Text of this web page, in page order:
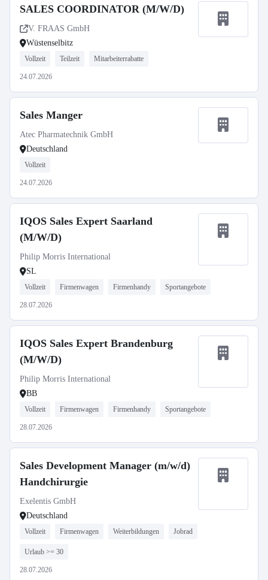
SALES COORDINATOR (M/W/D)
V. FRAAS GmbH
Wüstenselbitz
Vollzeit Teilzeit Mitarbeiterrabatte
24.07.2026
Sales Manger
Atec Pharmatechnik GmbH
Deutschland
Vollzeit
24.07.2026
IQOS Sales Expert Saarland
(M/W/D)
Philip Morris International
SL
Vollzeit Firmenwagen Firmenhandy Sportangebote
28.07.2026
IQOS Sales Expert Brandenburg
(M/W/D)
Philip Morris International
BB
Vollzeit Firmenwagen Firmenhandy Sportangebote
28.07.2026
Sales Development Manager (m/w/d)
Handchirurgie
Exelentis GmbH
Deutschland
Vollzeit Firmenwagen Weiterbildungen Jobrad
Urlaub >= 30
28.07.2026